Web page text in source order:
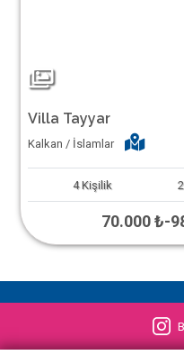
Villa Tayyar
Kalkan / İslamlar
4 Kişilik 2
70.000 ₺-